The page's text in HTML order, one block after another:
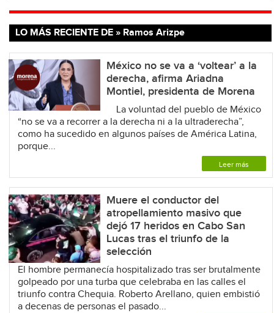
LO MÁS RECIENTE DE » Ramos Arizpe
México no se va a ‘voltear’ a la
derecha, afirma Ariadna
Montiel, presidenta de Morena
La voluntad del pueblo de México
“no se va a recorrer a la derecha ni a la ultraderecha”,
como ha sucedido en algunos países de América Latina,
porque...
Leer más
Muere el conductor del
atropellamiento masivo que
dejó 17 heridos en Cabo San
Lucas tras el triunfo de la
selección
El hombre permanecía hospitalizado tras ser brutalmente
golpeado por una turba que celebraba en las calles el
triunfo contra Chequia. Roberto Arellano, quien embistió
a decenas de personas el pasado...